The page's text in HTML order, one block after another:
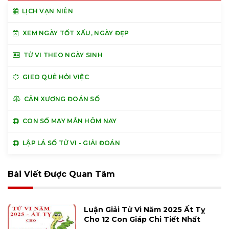
LỊCH VẠN NIÊN
XEM NGÀY TỐT XẤU, NGÀY ĐẸP
TỬ VI THEO NGÀY SINH
GIEO QUẺ HỎI VIỆC
CÂN XƯƠNG ĐOÁN SỐ
CON SỐ MAY MẮN HÔM NAY
LẬP LÁ SỐ TỬ VI - GIẢI ĐOÁN
Bài Viết Được Quan Tâm
Luận Giải Tử Vi Năm 2025 Ất Tỵ
Cho 12 Con Giáp Chi Tiết Nhất